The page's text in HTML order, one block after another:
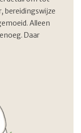
bereidingswijze
Alleen
Daar